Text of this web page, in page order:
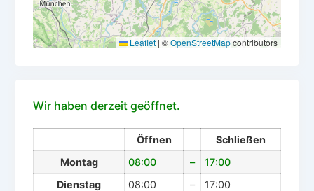
Leaflet | ©OpenStreetMapcontributors
Wir haben derzeit geöffnet.
Öffnen
Schließen
Montag
08:00 –
17:00
Dienstag
08:00 –
17:00